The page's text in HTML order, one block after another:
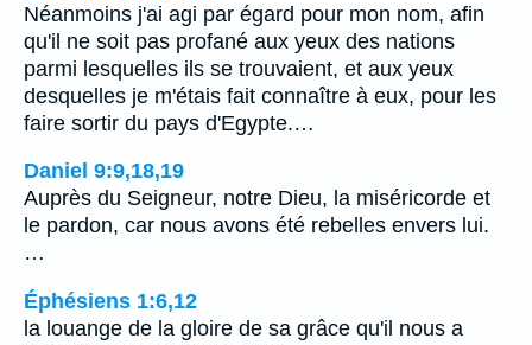
Néanmoins j'ai agi par égard pour mon nom, afin
qu'il ne soit pas profané aux yeux des nations
parmi lesquelles ils se trouvaient, et aux yeux
desquelles je m'étais fait connaître à eux, pour les
faire sortir du pays d'Egypte.…
Daniel 9:9,18,19
Auprès du Seigneur, notre Dieu, la miséricorde et
le pardon, car nous avons été rebelles envers lui.
…
Éphésiens 1:6,12
la louange de la gloire de sa grâce qu'il nous a